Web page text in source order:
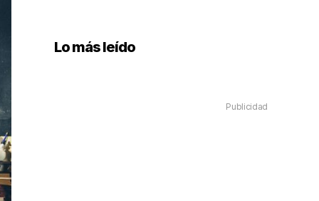
Lo más leído
Publicidad